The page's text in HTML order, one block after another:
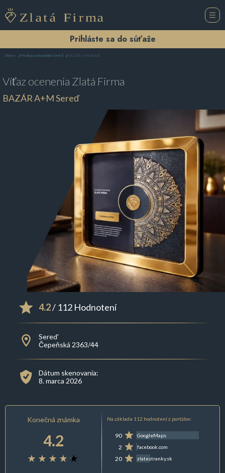
Prihláste sa do súťaže
Domov Predajca automobilov Sereď BAZÁR A+M Sereď
Víťaz ocenenia Zlatá Firma
BAZÁR A+M Sereď
4.2/ 112 Hodnotení
Sered'
Čepeňská 2363/44
Dátum skenovania:
8. marca 2026
Konečná známka
4.2
Na základe 112 hodnotení z portálov:
90 GoogleMaps
2 facebook.com
20 zlatestranky.sk